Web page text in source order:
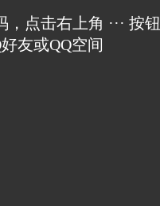
点击右上角 ··· 按钮
友或QQ空间